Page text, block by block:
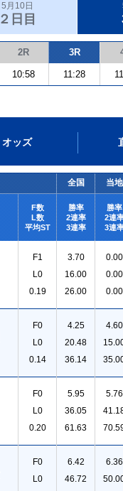
5月10日
２日目
2R 3R
10:58 11:28
オッズ
全国 当地
F数
L数
平均ST
勝率
2連率
3連率
勝率
2連
3連
F1
L0
0.19
3.70
16.00
26.00
0.00
0.00
0.00
F0
L0
0.14
4.25
20.48
36.14
4.60
F0
L0
0.20
5.95
36.05
61.63
5.76
F0
L0
6.42
46.72
6.36